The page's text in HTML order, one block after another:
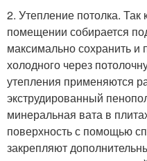
2. Утепление потолка. Так
помещении собирается
максимально сохранить и
холодного через
утепления применяются
экструдированный
минеральная вата в
поверхность с помощью
закрепляют